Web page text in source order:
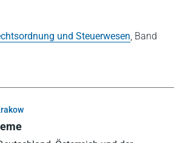
und Steuerwesen Band